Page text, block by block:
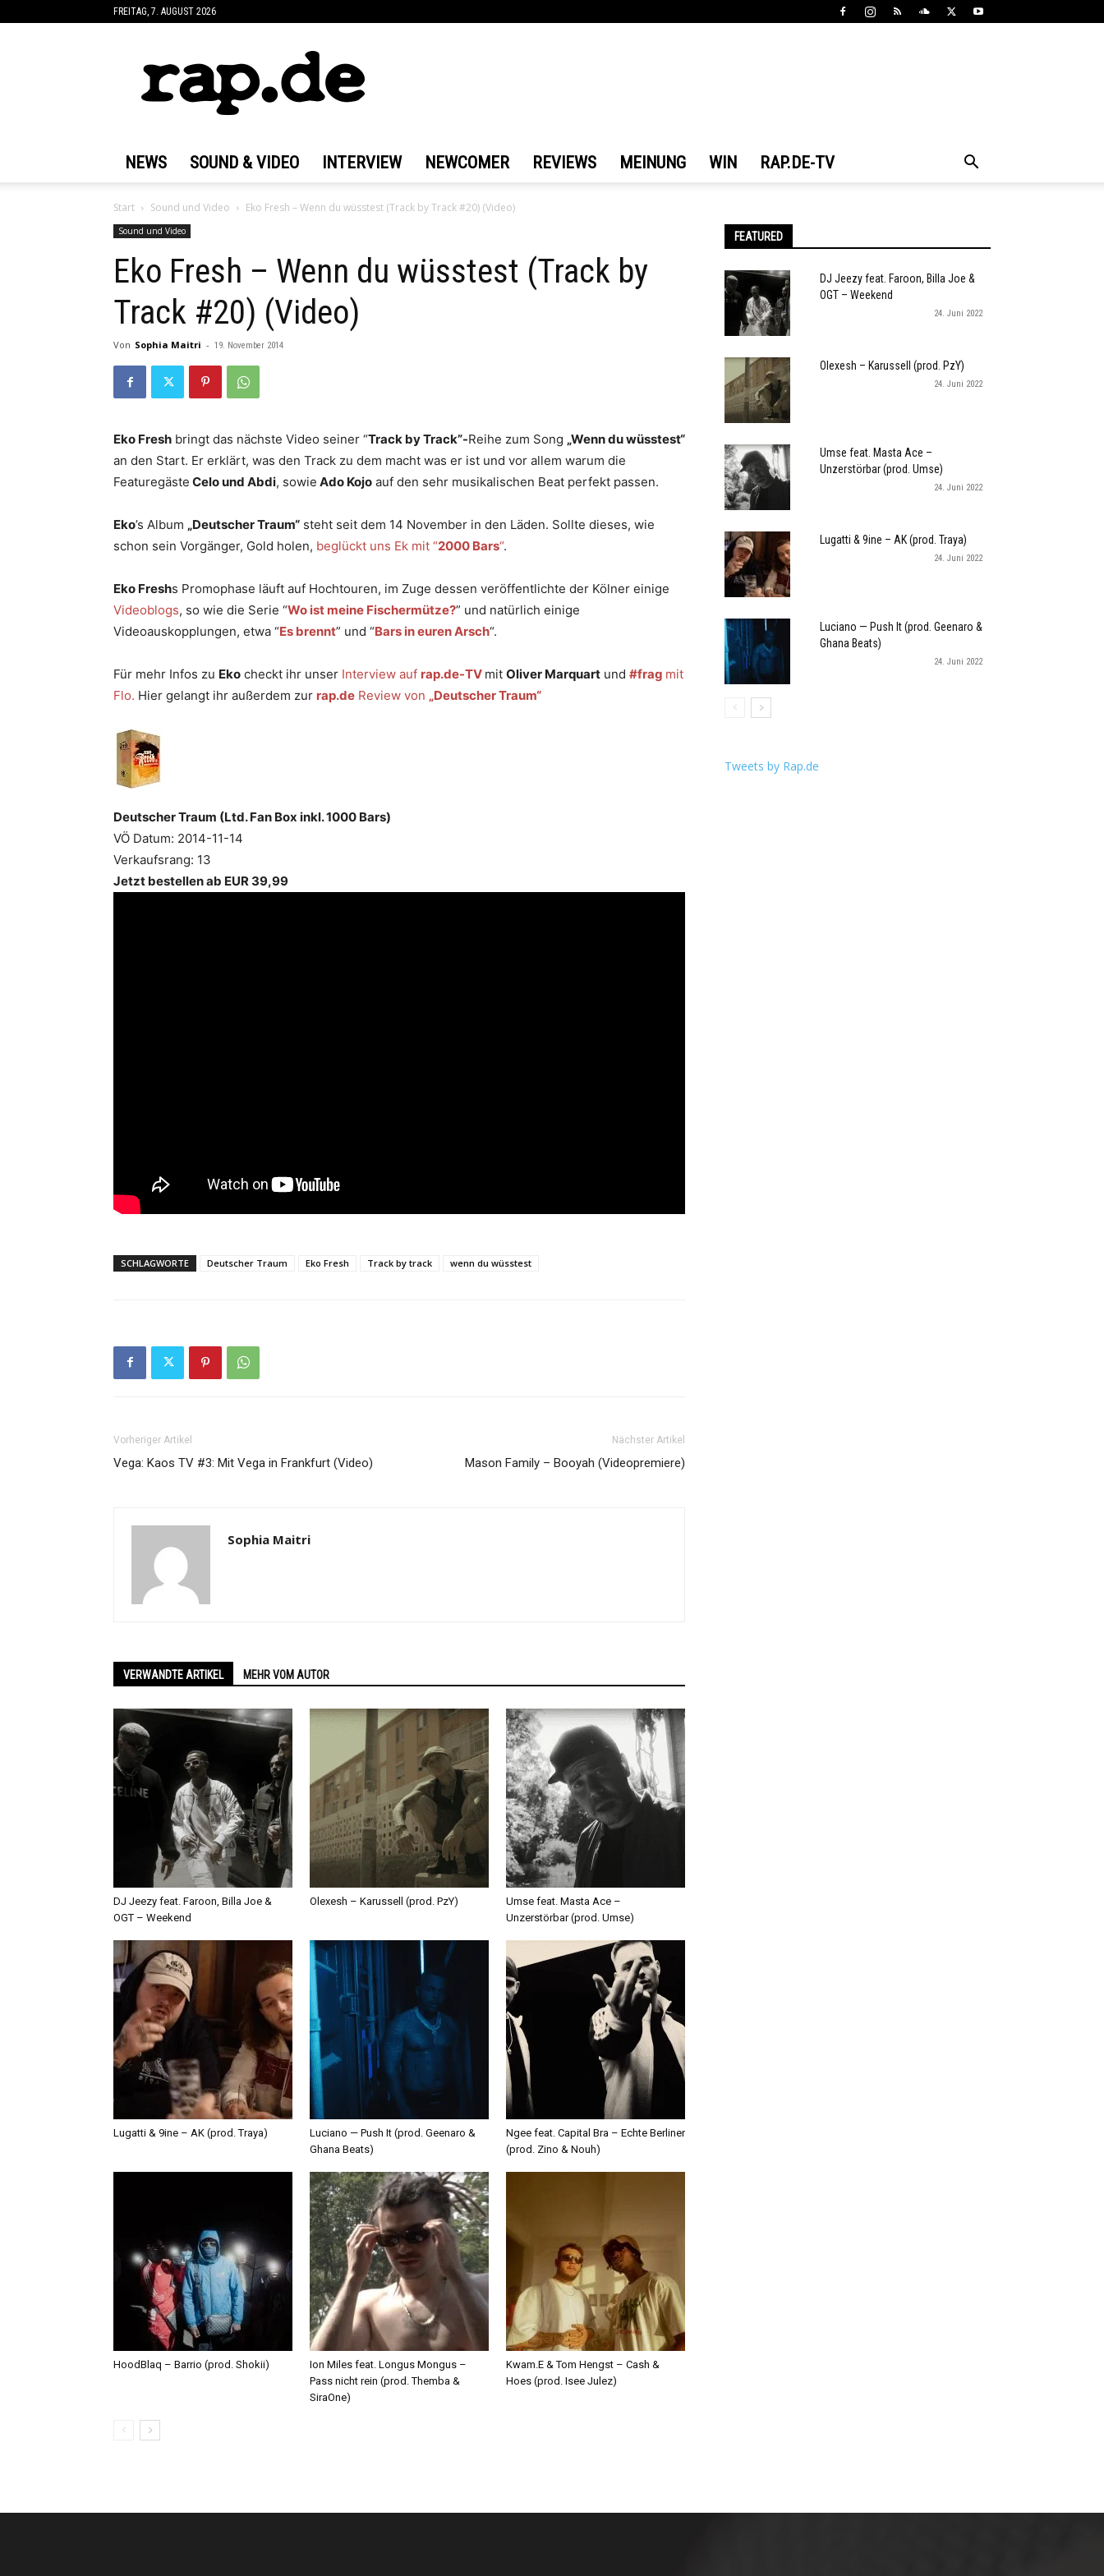
FREITAG, 7. AUGUST 2026
NEWS SOUND & VIDEO INTERVIEW NEWCOMER REVIEWS MEINUNG WIN RAP.DE-TV
Start Sound und Video Eko Fresh – Wenn du wüsstest (Track by Track #20) (Video)
Sound und Video
Eko Fresh – Wenn du wüsstest (Track by
Track #20) (Video)
Von Sophia Maitri - 19. November 2014
Eko Fresh bringt das nächste Video seiner “Track by Track”-Reihe zum Song „Wenn du wüsstest“
an den Start. Er erklärt, was den Track zu dem macht was er ist und vor allem warum die
Featuregäste Celo und Abdi, sowie Ado Kojo auf den sehr musikalischen Beat perfekt passen.
Eko’s Album „Deutscher Traum“ steht seit dem 14 November in den Läden. Sollte dieses, wie
schon sein Vorgänger, Gold holen, beglückt uns Ek mit “2000 Bars“.
Eko Freshs Promophase läuft auf Hochtouren, im Zuge dessen veröffentlichte der Kölner einige
Videoblogs, so wie die Serie “Wo ist meine Fischermütze?” und natürlich einige
Videoauskopplungen, etwa “Es brennt” und “Bars in euren Arsch“.
Für mehr Infos zu Eko checkt ihr unser Interview auf rap.de-TV mit Oliver Marquart und #frag mit
Flo. Hier gelangt ihr außerdem zur rap.de Review von „Deutscher Traum“
Deutscher Traum (Ltd. Fan Box inkl. 1000 Bars)
VÖ Datum: 2014-11-14
Verkaufsrang: 13
Jetzt bestellen ab EUR 39,99
SCHLAGWORTE Deutscher Traum Eko Fresh Track by track wenn du wüsstest
Vorheriger Artikel
Vega: Kaos TV #3: Mit Vega in Frankfurt (Video)
Nächster Artikel
Mason Family – Booyah (Videopremiere)
Sophia Maitri
VERWANDTE ARTIKEL MEHR VOM AUTOR
DJ Jeezy feat. Faroon, Billa Joe &
OGT – Weekend
Olexesh – Karussell (prod. PzY)
Umse feat. Masta Ace –
Unzerstörbar (prod. Umse)
Lugatti & 9ine – AK (prod. Traya)
Luciano — Push It (prod. Geenaro &
Ghana Beats)
Ngee feat. Capital Bra – Echte Berliner
(prod. Zino & Nouh)
HoodBlaq – Barrio (prod. Shokii)
Ion Miles feat. Longus Mongus –
Pass nicht rein (prod. Themba &
SiraOne)
Kwam.E & Tom Hengst – Cash &
Hoes (prod. Isee Julez)
FEATURED
DJ Jeezy feat. Faroon, Billa Joe &
OGT – Weekend
24. Juni 2022
Olexesh – Karussell (prod. PzY)
24. Juni 2022
Umse feat. Masta Ace –
Unzerstörbar (prod. Umse)
24. Juni 2022
Lugatti & 9ine – AK (prod. Traya)
24. Juni 2022
Luciano — Push It (prod. Geenaro &
Ghana Beats)
24. Juni 2022
Tweets by Rap.de